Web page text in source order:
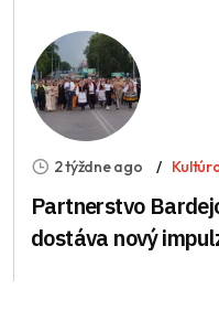
2 týždne ago
Partnerstvo
dostáva nový